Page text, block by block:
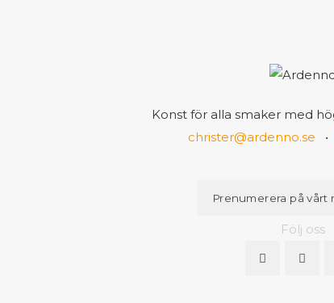
Konst för alla smaker med
christer@ardenno.se •
Prenumerera på vårt
Följ oss